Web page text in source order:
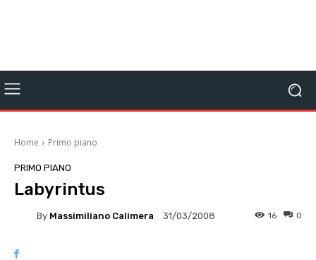
Home Primo piano
PRIMO PIANO
Labyrintus
By Massimiliano Calimera 31/03/2008 0
16